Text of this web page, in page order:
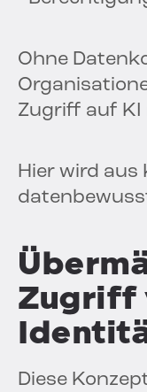
Ohne
Zugriff auf KI
Hier wird aus
Zugriff
Diese